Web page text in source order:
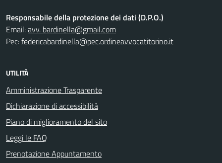
Responsabile della protezione dei dati (D.P.O.)
Email:avv. bardinella@gmail.com
Pec:federicabardinella@pec.ordineavvocatitorino.it
UTILITÀ
Amministrazione Trasparente
Dichiarazione di accessibilità
Piano di miglioramento del sito
Leggi le FAQ
Prenotazione Appuntamento